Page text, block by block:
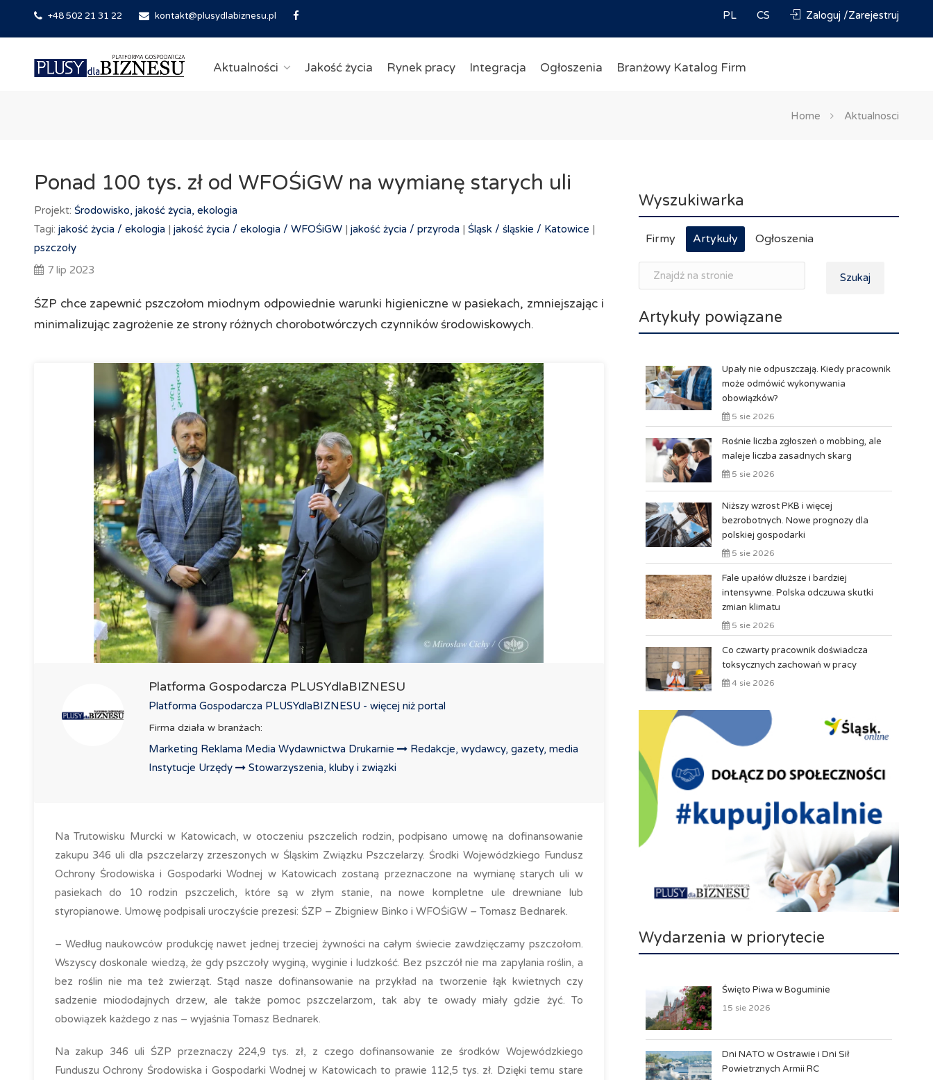
+48 502 21 31 22 kontakt@plusydlabiznesu.pl PL CS Zaloguj /Zarejestruj
Aktualności Jakość życia Rynek pracy Integracja Ogłoszenia Branżowy Katalog Firm
Home Aktualnosci
Ponad 100 tys. zł od WFOŚiGW na wymianę starych uli
Projekt: Środowisko, jakość życia, ekologia
Tagi: jakość życia / ekologia | jakość życia / ekologia / WFOŚiGW | jakość życia / przyroda | Śląsk / śląskie / Katowice |
pszczoły
7 lip 2023
ŚZP chce zapewnić pszczołom miodnym odpowiednie warunki higieniczne w pasiekach, zmniejszając i
minimalizując zagrożenie ze strony różnych chorobotwórczych czynników środowiskowych.
Platforma Gospodarcza PLUSYdlaBIZNESU
Platforma Gospodarcza PLUSYdlaBIZNESU - więcej niż portal
Firma działa w branżach:
Marketing Reklama Media Wydawnictwa Drukarnie
Redakcje, wydawcy, gazety, media
Instytucje Urzędy
Stowarzyszenia, kluby i związki
Na Trutowisku Murcki w Katowicach, w otoczeniu pszczelich rodzin, podpisano umowę na dofinansowanie
zakupu 346 uli dla pszczelarzy zrzeszonych w Śląskim Związku Pszczelarzy. Środki Wojewódzkiego Fundusz
Ochrony Środowiska i Gospodarki Wodnej w Katowicach zostaną przeznaczone na wymianę starych uli w
pasiekach do 10 rodzin pszczelich, które są w złym stanie, na nowe kompletne ule drewniane lub
styropianowe. Umowę podpisali uroczyście prezesi: ŚZP – Zbigniew Binko i WFOŚiGW – Tomasz Bednarek.
– Według naukowców produkcję nawet jednej trzeciej żywności na całym świecie zawdzięczamy pszczołom.
Wszyscy doskonale wiedzą, że gdy pszczoły wyginą, wyginie i ludzkość. Bez pszczół nie ma zapylania roślin, a
bez roślin nie ma też zwierząt. Stąd nasze dofinansowanie na przykład na tworzenie łąk kwietnych czy
sadzenie miododajnych drzew, ale także pomoc pszczelarzom, tak aby te owady miały gdzie żyć. To
obowiązek każdego z nas – wyjaśnia Tomasz Bednarek.
Na zakup 346 uli ŚZP przeznaczy 224,9 tys. zł, z czego dofinansowanie ze środków Wojewódzkiego
Funduszu Ochrony Środowiska i Gospodarki Wodnej w Katowicach to prawie 112,5 tys. zł. Dzięki temu stare
Wyszukiwarka
Firmy Artykuły Ogłoszenia
Szukaj
Artykuły powiązane
Upały nie odpuszczają. Kiedy pracownik
może odmówić wykonywania
obowiązków?
5 sie 2026
Rośnie liczba zgłoszeń o mobbing, ale
maleje liczba zasadnych skarg
5 sie 2026
Niższy wzrost PKB i więcej
bezrobotnych. Nowe prognozy dla
polskiej gospodarki
5 sie 2026
Fale upałów dłuższe i bardziej
intensywne. Polska odczuwa skutki
zmian klimatu
5 sie 2026
Co czwarty pracownik doświadcza
toksycznych zachowań w pracy
4 sie 2026
Wydarzenia w priorytecie
Święto Piwa w Boguminie
15 sie 2026
Dni NATO w Ostrawie i Dni Sił
Powietrznych Armii RC